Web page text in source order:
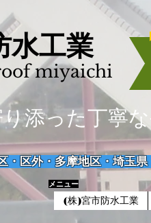
miyaichi
水工業
添った丁寧
(株)宮市防水工業
・区外・多摩地区・埼玉
​メニュー